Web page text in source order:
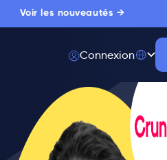
Voir les nouveautés →
Connexion